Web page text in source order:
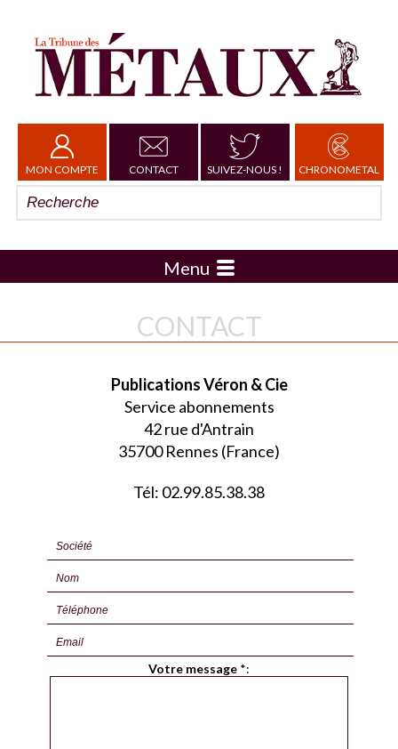
MON COMPTE CONTACT SUIVEZ-NOUS ! CHRONOMETAL
Menu
CONTACT
Publications Véron & Cie
Service abonnements
42 rue d'Antrain
35700 Rennes (France)
Tél: 02.99.85.38.38
Votre message *: